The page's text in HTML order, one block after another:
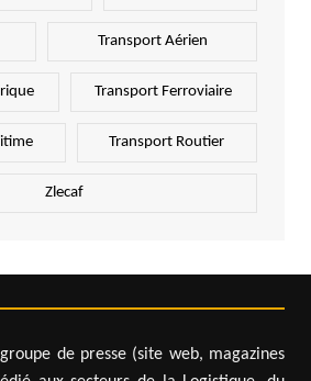
Transport Aérien
Transport Ferroviaire
Transport Routier
Zlecaf
de presse (site web, magazines